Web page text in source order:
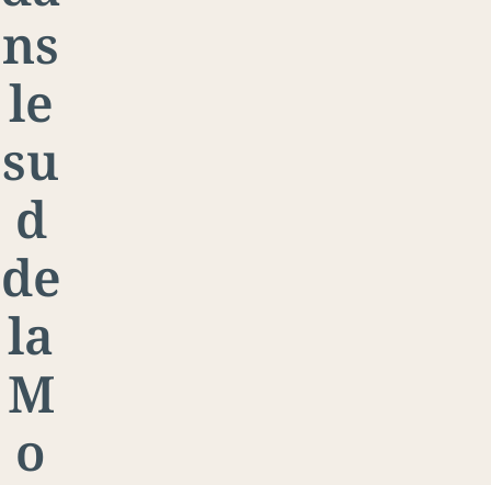
ns
le
su
d
de
la
M
o